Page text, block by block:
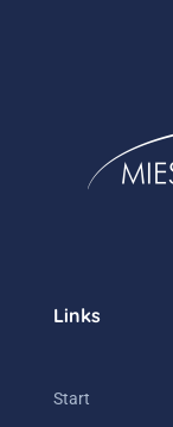
Links
Start